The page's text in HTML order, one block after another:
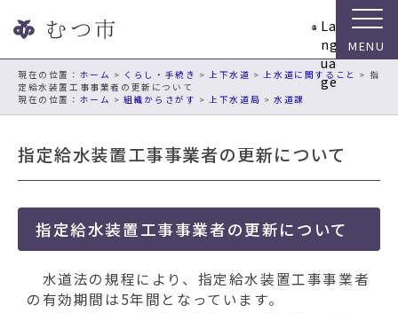
ビ
ョ
La
ng
ua
ge
現在の位置： ホーム > くらし・手続き >上下水道 >上水道に関すること > 指
定給水装置工事事業者の更新について
ホーム >組織からさがす >上下水道局 >水道課
指定給水装置工事事業者の更新について
指定給水装置工事事業者の更新について
水道法の規程により、指定給水装置工事事業者
の有効期間は5年間となっています。